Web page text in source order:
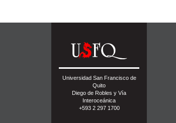
Universidad San Francisco de
Quito
Diego de Robles y Vía
Interoceánica
+593 2 297 1700